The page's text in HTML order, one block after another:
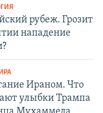
рубеж. Грозит
нападение
Ираном. Что
улыбки Трампа